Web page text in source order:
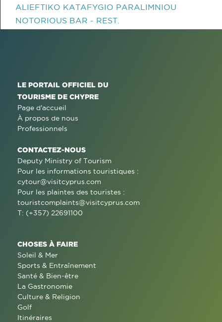
ALIEFTIKO KATAFYGIO PARALIMNIOU
NOTORIOUS BAR - REST.
LE PORTAIL OFFICIEL DU
TOURISME DE CHYPRE
Page d'accueil
À propos de nous
Professionnels
CONTACTEZ-NOUS
Deputy Ministry of Tourism
Pour les informations touristiques :
cytour@visitcyprus.com
Pour les plaintes des touristes :
touristcomplaints@visitcyprus.com
T: (+357) 22691100
CHOSES À FAIRE
Soleil & Mer
Sports & Entraînement
Santé & Bien-être
La Gastronomie
Culture & Religion
Golf
Itinéraires